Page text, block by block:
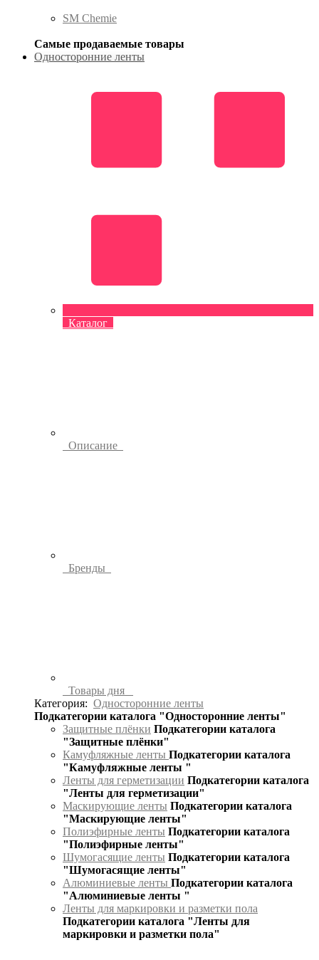
SM Chemie
Самые продаваемые товары
Односторонние ленты
Каталог
Описание
Бренды
Товары дня
Категория: Односторонние ленты
Подкатегории каталога "Односторонние ленты"
Защитные плёнки Подкатегории каталога
"Защитные плёнки"
Камуфляжные ленты Подкатегории каталога
"Камуфляжные ленты "
Ленты для герметизации Подкатегории каталога
"Ленты для герметизации"
Маскирующие ленты Подкатегории каталога
"Маскирующие ленты"
Полиэфирные ленты Подкатегории каталога
"Полиэфирные ленты"
Шумогасящие ленты Подкатегории каталога
"Шумогасящие ленты"
Алюминиевые ленты Подкатегории каталога
"Алюминиевые ленты "
Ленты для маркировки и разметки пола
Подкатегории каталога "Ленты для
маркировки и разметки пола"